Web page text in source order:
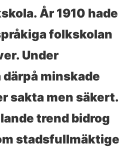
År 1910 hade
folkskolan
Under
minskade
sakta men säkert.
trend bidrog
stadsfullmäktige